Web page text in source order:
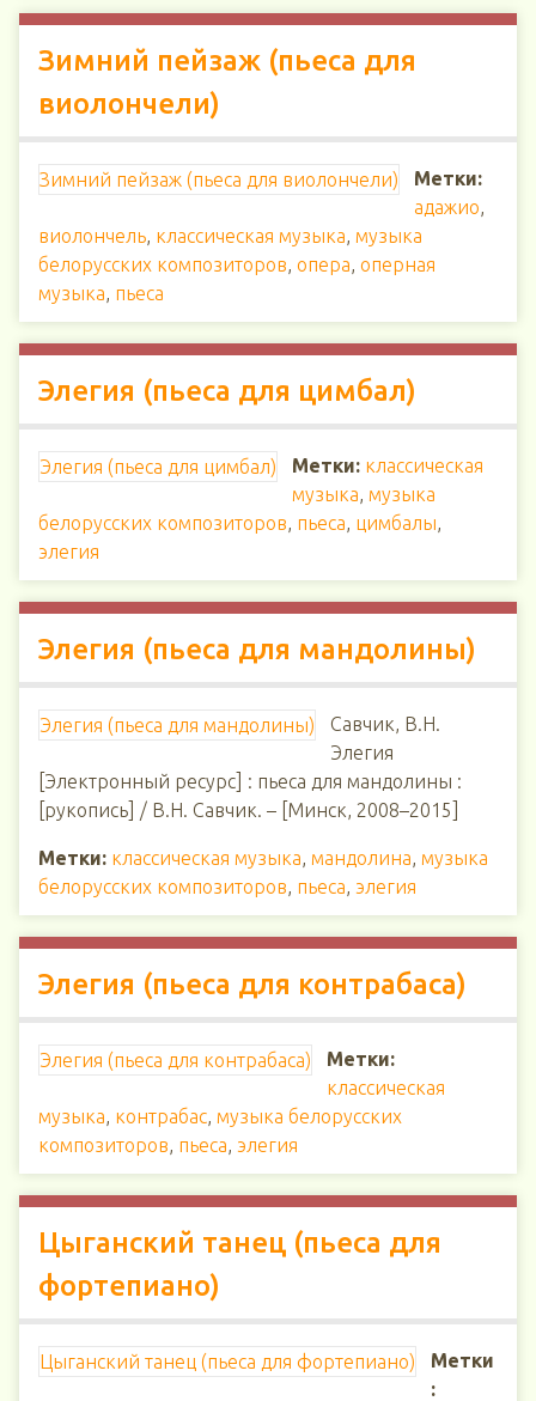
Зимний пейзаж (пьеса для
виолончели)
Зимний пейзаж (пьеса для виолончели)
Метки:
адажио,
виолончель, классическая музыка, музыка
белорусских композиторов, опера, оперная
музыка, пьеса
Элегия (пьеса для цимбал)
Элегия (пьеса для цимбал) Метки: классическая
музыка, музыка
белорусских композиторов, пьеса, цимбалы,
элегия
Элегия (пьеса для мандолины)
Элегия (пьеса для мандолины)
Савчик, В.Н.
Элегия
[Электронный ресурс] : пьеса для мандолины :
[рукопись] / В.Н. Савчик. – [Минск, 2008–2015]
Метки: классическая музыка, мандолина, музыка
белорусских композиторов, пьеса, элегия
Элегия (пьеса для контрабаса)
Элегия (пьеса для контрабаса)
Метки:
классическая
музыка, контрабас, музыка белорусских
композиторов, пьеса, элегия
Цыганский танец (пьеса для
фортепиано)
Цыганский танец (пьеса для фортепиано)
Метки
: